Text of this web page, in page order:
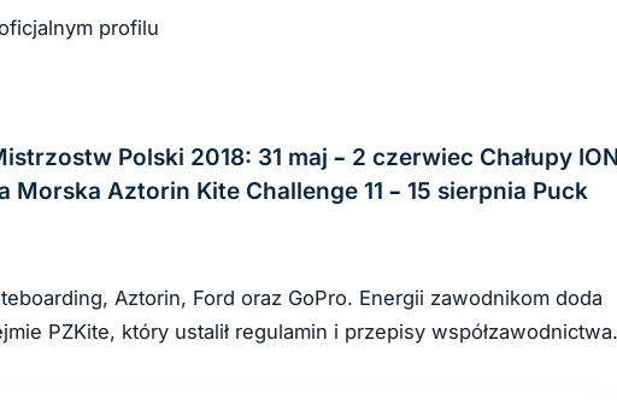
profilu
Polski 2018: 31 maj – 2 czerwiec Chałupy
Aztorin Kite Challenge 11 – 15 sierpnia Puck
Aztorin, Ford oraz GoPro. Energii zawodnikom doda
PZKite, który ustalił regulamin i przepisy współzawodnictwa.